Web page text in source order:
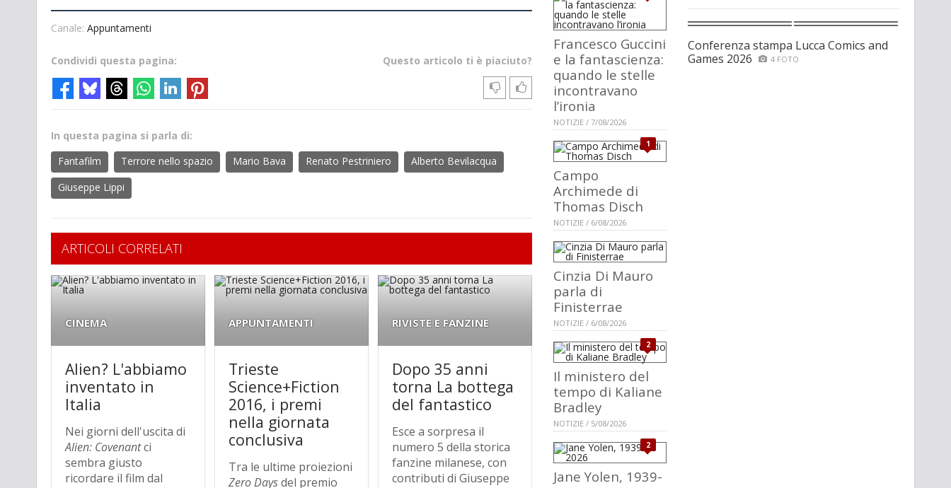
Canale: Appuntamenti
Questo articolo ti è piaciuto?
Condividi questa pagina:
In questa pagina si parla di:
Fantafilm
Terrore nello spazio Mario Bava Renato Pestriniero
Alberto Bevilacqua
Giuseppe Lippi
ARTICOLI CORRELATI
CINEMA
Alien? L'abbiamo
inventato in
Italia
Nei giorni dell'uscita di
Alien: Covenantci
sembra giusto
ricordare il film dal
APPUNTAMENTI
Trieste
Science+Fiction
2016, i premi
nella giornata
conclusiva
Tra le ultime proiezioni
Zero Daysdel premio
RIVISTE E FANZINE
Dopo 35 anni
torna La bottega
del fantastico
Esce a sorpresa il
numero 5 della storica
fanzine milanese, con
contributi di Giuseppe
Francesco Guccini
e la fantascienza:
quando le stelle
incontravano
l’ironia
NOTIZIE / 7/08/2026
1
Campo
Archimede di
Thomas Disch
NOTIZIE / 6/08/2026
Cinzia Di Mauro
parla di
Finisterrae
NOTIZIE / 6/08/2026
2
Il ministero del
tempo di Kaliane
Bradley
NOTIZIE / 5/08/2026
2
Jane Yolen, 1939-
Conferenza stampa Lucca Comics and
Games 2026
4 FOTO